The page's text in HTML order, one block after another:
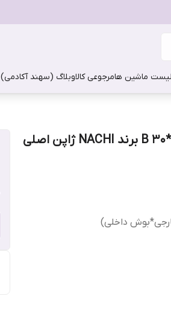
لیست ماشین هامرجوعی کالاوبلاگ (سهند آکادمی)